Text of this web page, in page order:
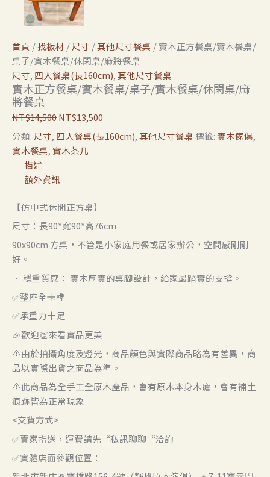
首頁 /找板材 /尺寸 /其他尺寸餐桌 / 實木正方餐桌/實木餐桌/
桌子/實木餐桌/休閑桌/麻將餐桌
尺寸, 四人餐桌(長160cm),其他尺寸餐桌
實木正方餐桌/實木餐桌/桌子/實木餐桌/休閑桌/麻
將餐桌
NT$14,500NT$13,500
分類: 尺寸, 四人餐桌(長160cm),其他尺寸餐桌 標籤:實木傢俱,
實木餐桌,實木茶几
描述
額外資訊
【仿中式休閒正方桌】
尺寸：長90*寬90*高76cm
90x90cm 方桌，不管是小家庭用餐或居家辦公，空間感剛剛
好。
• 穩重質感： 實木厚實的桌腳設計，給家最踏實的支撐。
✅整座全卡榫
✅承重力十足
🎉歡迎👏來看實品更美
⚠️由於拍攝角度及燈光，商品顏色與實際商品略為有差異，商
品以實際出貨之商品為準。
⚠️此商品為全手工全原木產品，會有原木本身木瘡，會有補土
痕跡皆為正常現象
<交貨方式>
✅賣家指送，運費請先“私訊聊聊“洽詢
✅實體店面參觀位置：